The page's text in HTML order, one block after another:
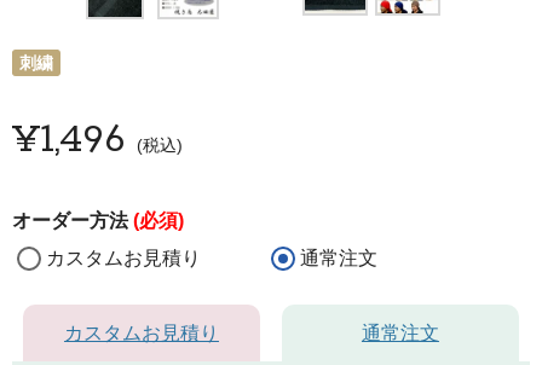
刺繍
¥1,496 税込
オーダー方法(必須)
カスタムお見積り
通常注文
カスタムお見積り 通常注文